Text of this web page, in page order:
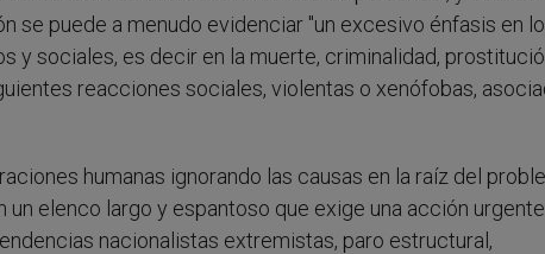
se puede a menudo evidenciar "un excesivo énfasis en
y sociales, es decir en la muerte, criminalidad,
reacciones sociales, violentas o xenófobas,
humanas ignorando las causas en la raíz del
elenco largo y espantoso que exige una acción
nacionalistas extremistas, paro estructural,